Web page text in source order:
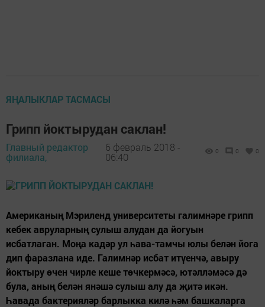
ЯҢАЛЫКЛАР ТАСМАСЫ
Грипп йоктырудан саклан!
Главный редактор
филиала,
6 февраль 2018 -
06:40
0 0 0
Американың Мэриленд университеты галимнәре грипп
кебек авруларның сулыш алудан да йогуын
исбатлаган. Моңа кадәр ул һава-тамчы юлы белән йога
дип фаразлана иде. Галимнәр исбат итүенчә, авыру
йоктыру өчен чирле кеше төчкермәсә, ютәлләмәсә дә
була, аның белән янәшә сулыш алу да җитә икән.
Һавада бактерияләр барлыкка килә һәм башкаларга